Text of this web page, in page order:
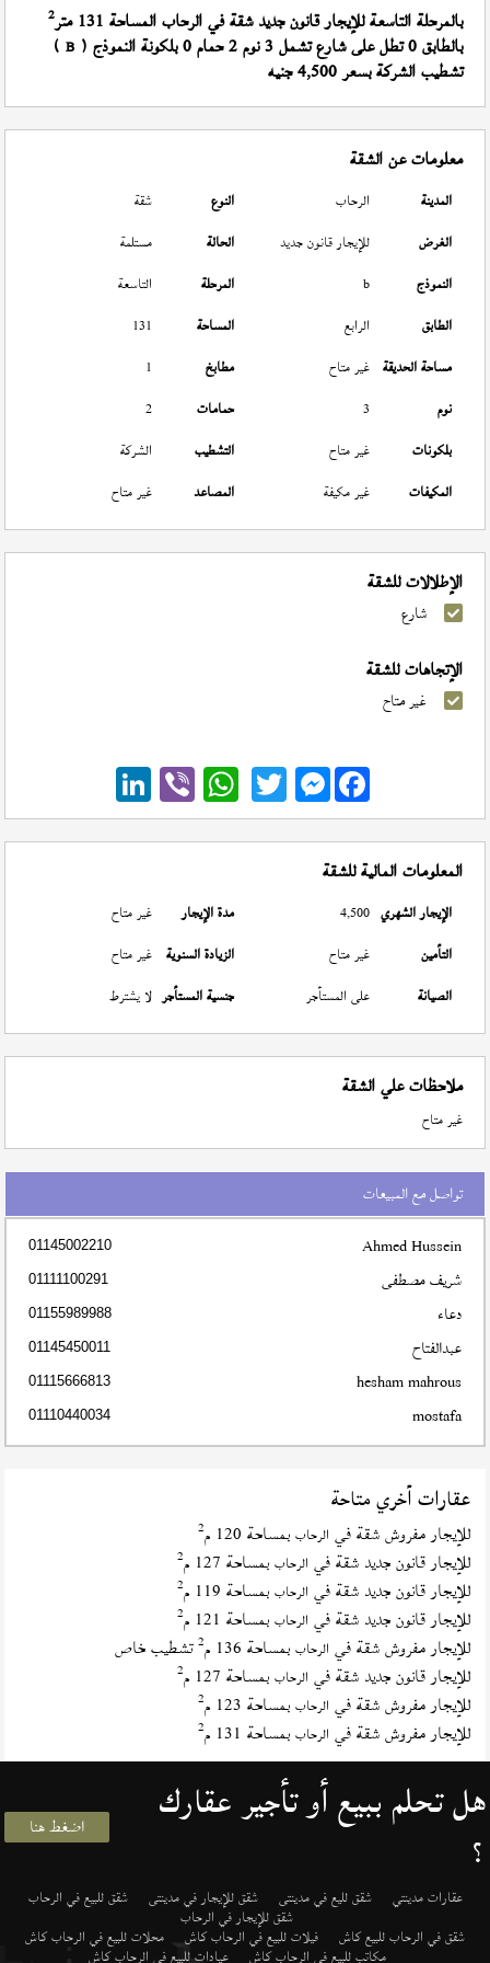
بالمرحلة التاسعة للإيجار قانون جديد شقة في الرحاب المساحة 131 متر 2
بالطابق 0 تطل على شارع تشمل 3 نوم 2 حمام 0 بلكونة النموذج ( B
)
تشطيب الشركة بسعر 4,500 جنيه
معلومات عن الشقة
المدينة الرحاب النوع
شقة
الغرض
للإيجار قانون جديد الحالة
مستلمة
النموذج
b المرحلة
التاسعة
الطابق
الرابع المساحة
131
مساحة الحديقة غير متاح مطابخ
1
نوم
3 حمامات
2
بلكونات
غير متاح التشطيب
الشركة
المكيفات
غير مكيفة المصاعد غير متاح
الإطلالات للشقة
شارع
الإتجاهات للشقة
غير متاح
Messenger
المعلومات المالية للشقة
الإيجار الشهري 4,500 مدة الإيجار
غير متاح
التأمين
غير متاح الزيادة السنوية غير متاح
الصيانة
على المستأجر جنسية المستأجر لا يشترط
ملاحظات علي الشقة
غير متاح
تواصل مع المبيعات
Ahmed Hussein
01145002210
شريف مصطفى 01111100291
دعاء 01155989988
عبدالفتاح 01145450011
hesham mahrous
01115666813
mostafa
01110440034
عقارات أخري متاحة
للإيجار مفروش شقة في الرحاب بمساحة 120 م 2
للإيجار قانون جديد شقة في الرحاب بمساحة 127 م 2
للإيجار قانون جديد شقة في الرحاب بمساحة 119 م 2
للإيجار قانون جديد شقة في الرحاب بمساحة 121 م 2
للإيجار مفروش شقة في الرحاب بمساحة 136 م 2تشطيب خاص
للإيجار قانون جديد شقة في الرحاب بمساحة 127 م 2
للإيجار مفروش شقة في الرحاب بمساحة 123 م 2
للإيجار مفروش شقة في الرحاب بمساحة 131 م 2
هل تحلم ببيع أو تأجير عقارك
؟ اضغط هنا
عقارات مدينتي شقق لليع في مدينتى شقق للإيجار في مدينتى شقق للبيع في الرحاب
شقق للإيجار في الرحاب
شقق في الرحاب للبيع كاش فيلات للبيع في الرحاب كاش محلات للبيع في الرحاب كاش
مكاتب للبيع في الرحاب كاش عيادات للبيع في الرحاب كاش